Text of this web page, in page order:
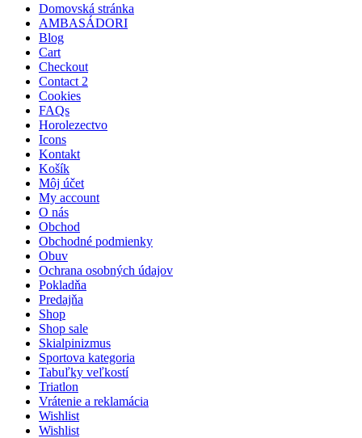
Domovská stránka
AMBASÁDORI
Blog
Cart
Checkout
Contact 2
Cookies
FAQs
Horolezectvo
Icons
Kontakt
Košík
Môj účet
My account
O nás
Obchod
Obchodné podmienky
Obuv
Ochrana osobných údajov
Pokladňa
Predajňa
Shop
Shop sale
Skialpinizmus
Sportova kategoria
Tabuľky veľkostí
Triatlon
Vrátenie a reklamácia
Wishlist
Wishlist